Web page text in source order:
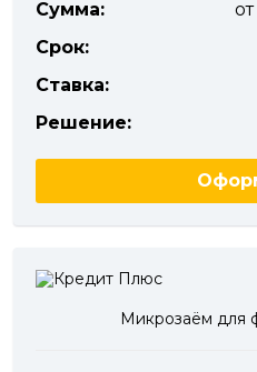
Сумма:
Срок:
Ставка:
Решение:
Микрозаём для